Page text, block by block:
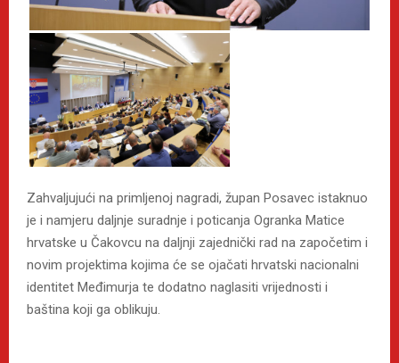
Zahvaljujući na primljenoj nagradi, župan Posavec istaknuo
je i namjeru daljnje suradnje i poticanja Ogranka Matice
hrvatske u Čakovcu na daljnji zajednički rad na započetim i
novim projektima kojima će se ojačati hrvatski nacionalni
identitet Međimurja te dodatno naglasiti vrijednosti i
baština koji ga oblikuju.